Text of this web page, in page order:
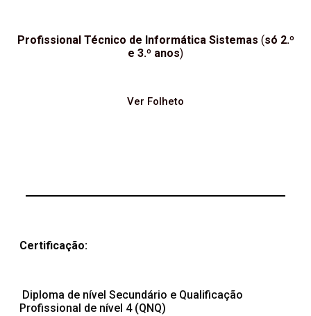
Profissional Técnico de Informática Sistemas (só 2.º
e 3.º anos)
Ver Folheto
Certificação:
Diploma de nível Secundário e Qualificação
Profissional de nível 4 (QNQ)